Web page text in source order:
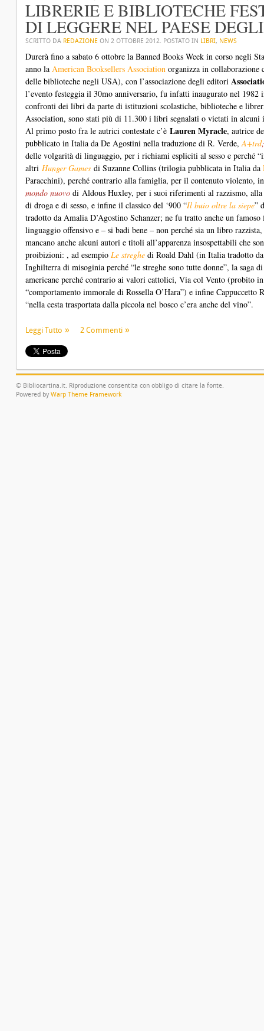
LIBRERIE E BIBLIOTECHE
DI LEGGERE NEL PAESE
SCRITTO DA REDAZIONE ON 2 OTTOBRE 2012. POSTATO IN LIBRI, NEWS
Durerà fino a sabato 6 ottobre la Banned Books Week in corso negli
anno la American Booksellers Association organizza in collaborazione
delle biblioteche negli USA), con l’associazione degli editori
l’evento festeggia il 30mo anniversario, fu infatti inaugurato nel 1982
confronti dei libri da parte di istituzioni scolastiche, biblioteche e
Association, sono stati più di 11.300 i libri segnalati o vietati in alcuni
Al primo posto fra le autrici contestate c’è Lauren Myracle, autrice
pubblicato in Italia da De Agostini nella traduzione di R. Verde,A+trd;
delle volgarità di linguaggio, per i richiami espliciti al sesso e perché
altri Hunger Games di Suzanne Collins (trilogia pubblicata in Italia da
Paracchini), perché contrario alla famiglia, per il contenuto violento,
mondo nuovo di Aldous Huxley, per i suoi riferimenti al razzismo,
di droga e di sesso, e infine il classico del ‘900 “Il buio oltre la siepe”
tradotto da Amalia D’Agostino Schanzer; ne fu tratto anche un
linguaggio offensivo e – si badi bene – non perché sia un libro
mancano anche alcuni autori e titoli all’apparenza insospettabili che
proibizioni: , ad esempio Le streghe di Roald Dahl (in Italia tradotto
Inghilterra di misoginia perché “le streghe sono tutte donne”, la saga
americane perché contrario ai valori cattolici, Via col Vento (probito
“comportamento immorale di Rossella O’Hara”) e infine Cappuccetto
“nella cesta trasportata dalla piccola nel bosco c’era anche del vino”.
Leggi Tutto 2 Commenti
© Bibliocartina.it. Riproduzione consentita con obbligo di citare la fonte.
Powered by Warp Theme Framework